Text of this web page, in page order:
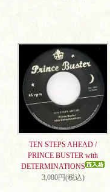
TEN STEPS AHEAD /
PRINCE BUSTER with
DETERMINATIONS
3,080円(税込)